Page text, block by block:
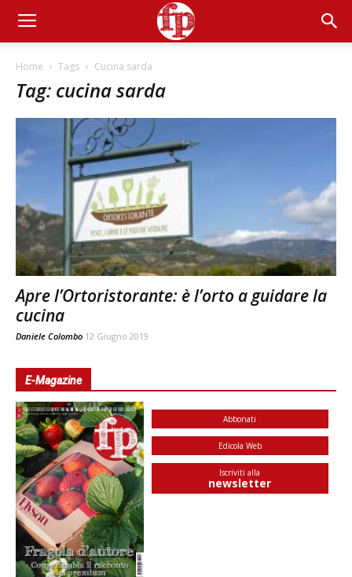
Home Tags Cucina sarda
Tag: cucina sarda
Apre l’Ortoristorante: è l’orto a guidare la
cucina
Daniele Colombo 12 Giugno 2019
E-Magazine
Abbonati
Edicola Web
Iscriviti alla
newsletter